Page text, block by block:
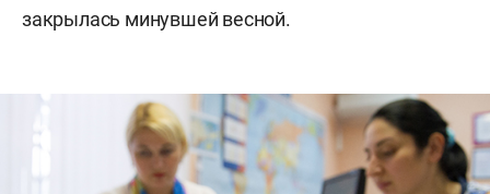
закрылась минувшей весной.